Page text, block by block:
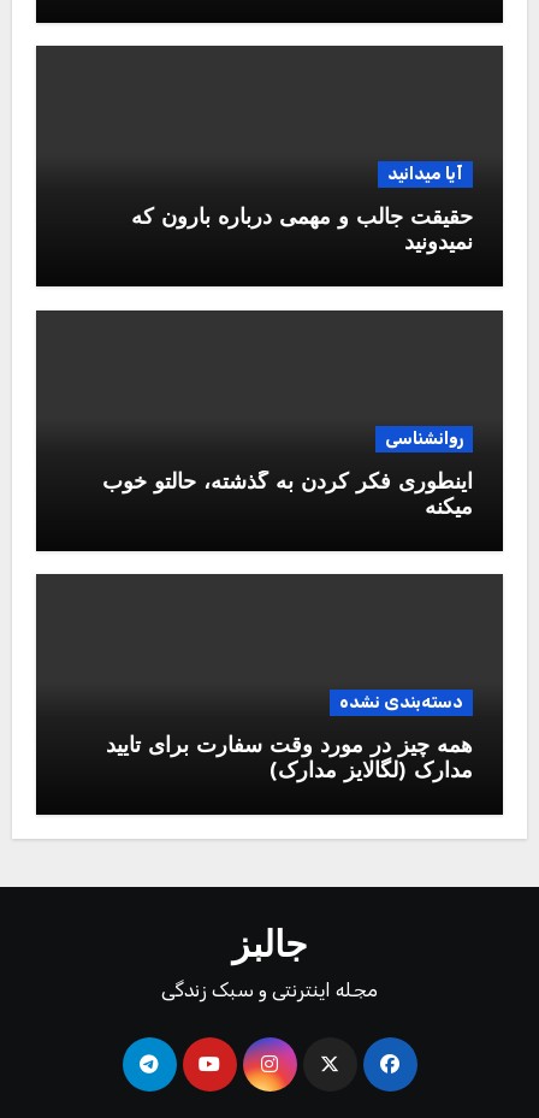
آیا میدانید
حقیقت جالب و مهمی درباره بارون که
نمیدونید
روانشناسی
اینطوری فکر کردن به گذشته، حالتو خوب
میکنه
دسته‌بندی نشده
همه چیز در مورد وقت سفارت برای تایید
مدارک (لگالایز مدارک)
جالبز
مجله اینترنتی و سبک زندگی